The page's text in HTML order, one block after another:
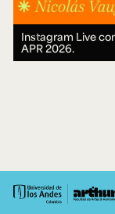
Instagram Live
APR 2026.